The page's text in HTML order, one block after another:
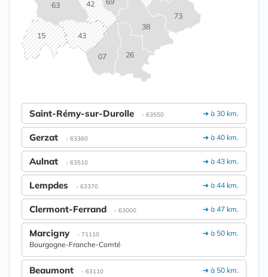
07
15
26
38
42
43
63
73
➔ à 30 km.
Saint-Rémy-sur-Durolle - 63550
➔ à 40 km.
Gerzat - 63360
➔ à 43 km.
Aulnat - 63510
➔ à 44 km.
Lempdes - 63370
➔ à 47 km.
Clermont-Ferrand - 63000
➔ à 50 km.
Marcigny - 71110
Bourgogne-Franche-Comté
➔ à 50 km.
Beaumont - 63110